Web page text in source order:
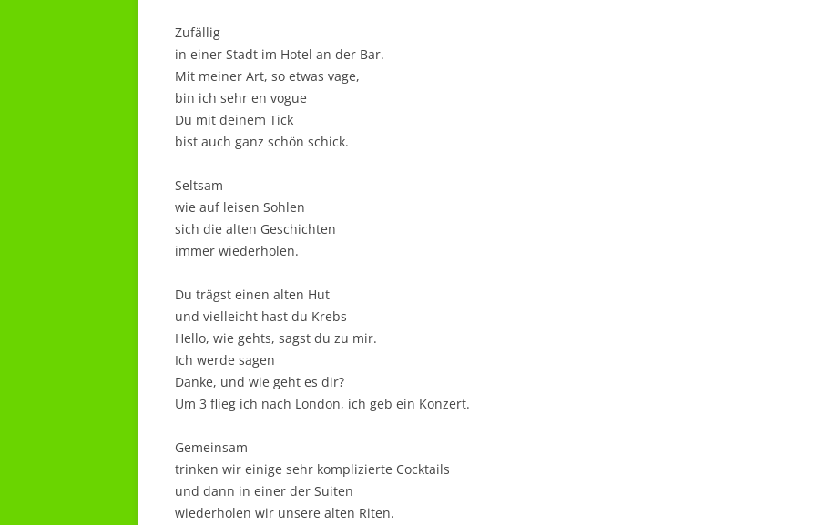
Zufällig
in einer Stadt im Hotel an der Bar.
Mit meiner Art, so etwas vage,
bin ich sehr en vogue
Du mit deinem Tick
bist auch ganz schön schick.
Seltsam
wie auf leisen Sohlen
sich die alten Geschichten
immer wiederholen.
Du trägst einen alten Hut
und vielleicht hast du Krebs
Hello, wie gehts, sagst du zu mir.
Ich werde sagen
Danke, und wie geht es dir?
Um 3 flieg ich nach London, ich geb ein Konzert.
Gemeinsam
trinken wir einige sehr komplizierte Cocktails
und dann in einer der Suiten
wiederholen wir unsere alten Riten.